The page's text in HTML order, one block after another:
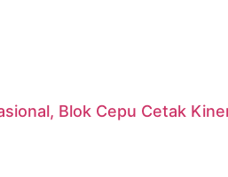
Blok Cepu Cetak